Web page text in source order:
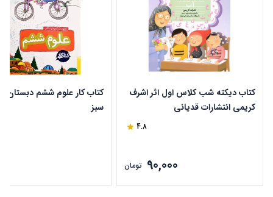
کتاب دیکته شب کلاس اول اثر اشرف
کریمی انتشارات قدیانی
4.8
90,000 تومان
کتاب کار علوم ششم دبستان
سبز